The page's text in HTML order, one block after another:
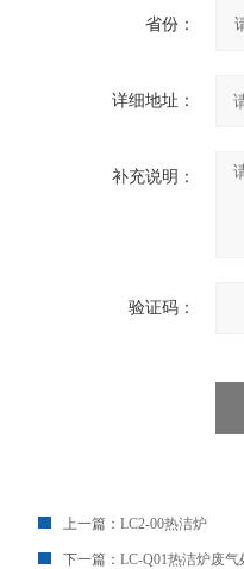
省份：
详细地址：
补充说明：
验证码：
上一篇： LC2-00热洁炉
下一篇： LC-Q01热洁炉废气